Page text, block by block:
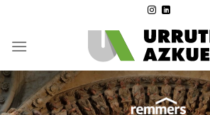
contenido